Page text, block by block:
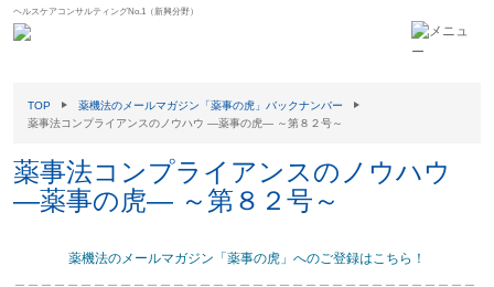
ヘルスケアコンサルティングNo.1（新興分野）
TOP
薬機法のメールマガジン「薬事の虎」バックナンバー
薬事法コンプライアンスのノウハウ ―薬事の虎― ～第８２号～
薬事法コンプライアンスのノウハウ
―薬事の虎― ～第８２号～
薬機法のメールマガジン「薬事の虎」へのご登録はこちら！